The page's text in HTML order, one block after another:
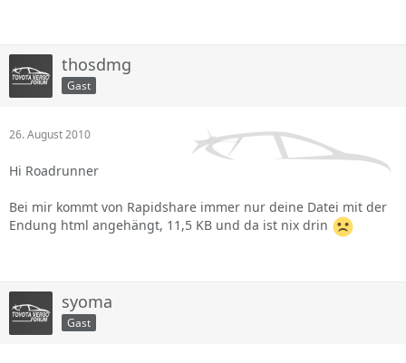
thosdmg
Gast
26. August 2010
Hi Roadrunner
Bei mir kommt von Rapidshare immer nur deine Datei mit der
Endung html angehängt, 11,5 KB und da ist nix drin
syoma
Gast